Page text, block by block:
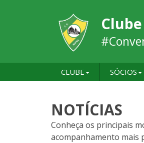
CLUBE SÓCIOS
NOTÍCIAS
Conheça os principais
acompanhamento mais